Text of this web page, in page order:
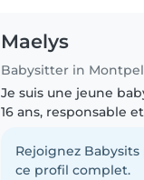
Maelys
Babysitter in
Je suis une jeune
16 ans, responsable
enfants, j'ai un peu
d'expérience à garder
Rejoignez
ce profil complet.